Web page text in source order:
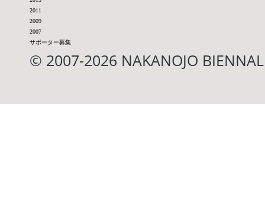
2011
2009
2007
サポーター募集
© 2007-2026 NAKANOJO